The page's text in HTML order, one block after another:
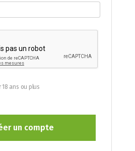
18 ans ou plus